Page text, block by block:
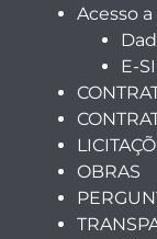
Acesso
E-
OBRAS